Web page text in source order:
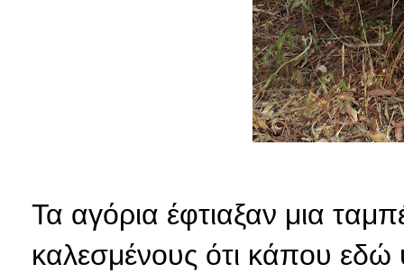
Τα αγόρια έφτιαξαν μια
καλεσμένους ότι κάπου